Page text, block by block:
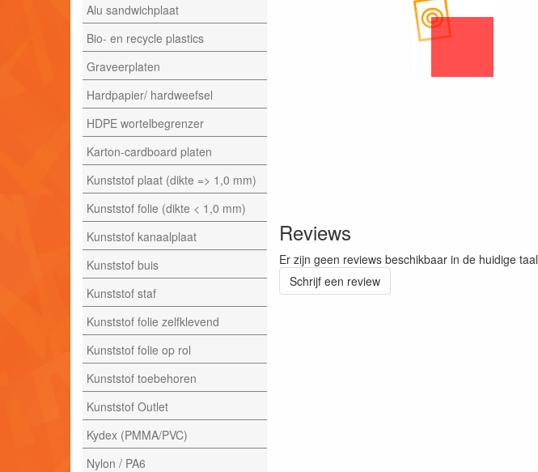
Alu sandwichplaat
Bio- en recycle plastics
Graveerplaten
Hardpapier/ hardweefsel
HDPE wortelbegrenzer
Karton-cardboard platen
Kunststof plaat (dikte => 1,0 mm)
Kunststof folie (dikte < 1,0 mm)
Kunststof kanaalplaat
Kunststof buis
Kunststof staf
Kunststof folie zelfklevend
Kunststof folie op rol
Kunststof toebehoren
Kunststof Outlet
Kydex (PMMA/PVC)
Nylon / PA6
Reviews
Er zijn geen reviews beschikbaar in de huidige taal
Schrijf een review